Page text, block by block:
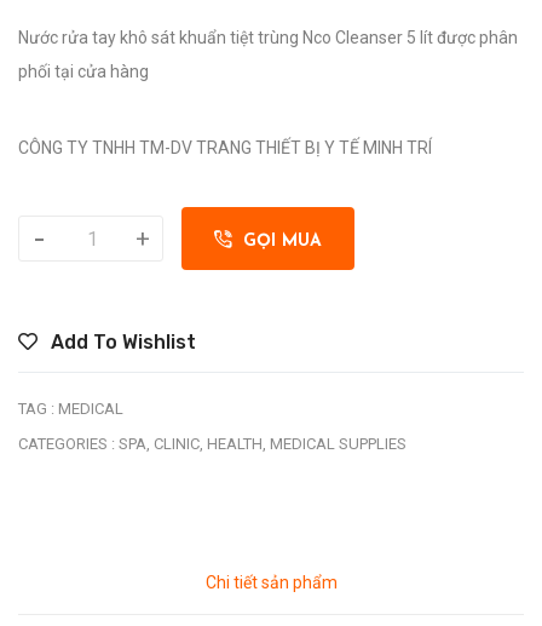
Nước rửa tay khô sát khuẩn tiệt trùng Nco Cleanser 5 lít được phân
phối tại cửa hàng
CÔNG TY TNHH TM-DV TRANG THIẾT BỊ Y TẾ MINH TRÍ
- + GỌI MUA
Add To Wishlist
TAG : MEDICAL
CATEGORIES : SPA, CLINIC, HEALTH, MEDICAL SUPPLIES
Chi tiết sản phẩm